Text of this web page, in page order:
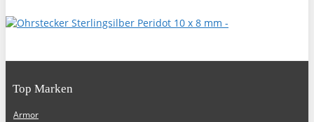
Top Marken
Armor